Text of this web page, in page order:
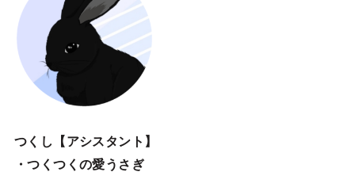
つくし【アシスタント】
・つくつくの愛うさぎ